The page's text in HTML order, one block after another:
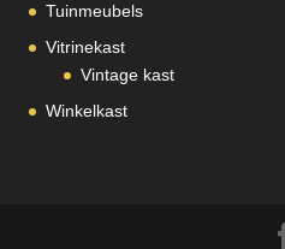
Tuinmeubels
Vitrinekast
Vintage kast
Winkelkast